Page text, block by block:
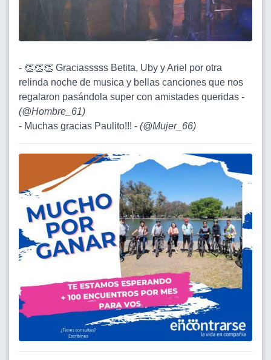
- 👏👏👏 Graciasssss Betita, Uby y Ariel por otra
relinda noche de musica y bellas canciones que nos
regalaron pasándola super con amistades queridas -
(@Hombre_61)
- Muchas gracias Paulito!!! - (@Mujer_66)